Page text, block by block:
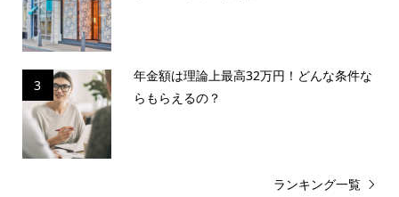
3
年金額は理論上最高32万円！どんな条件な
らもらえるの？
ランキング一覧